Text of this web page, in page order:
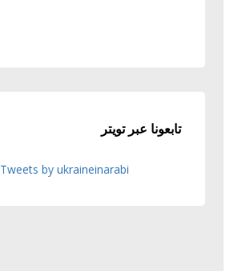
تابعونا عبر تويتر
Tweets by ukraineinarabi